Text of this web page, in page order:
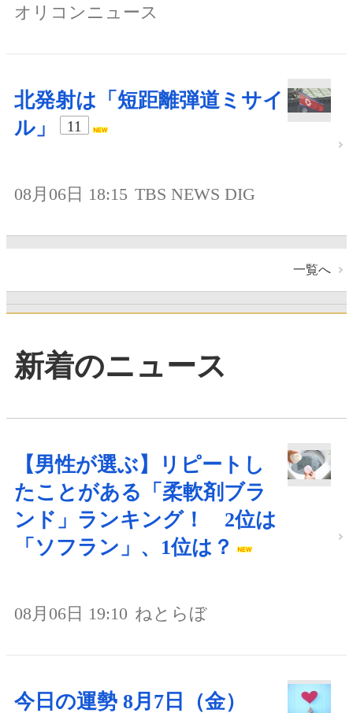
オリコンニュース
北発射は「短距離弾道ミサイ
ル」
11
08月06日 18:15 TBS NEWS DIG
一覧へ
新着のニュース
【男性が選ぶ】リピートし
たことがある「柔軟剤ブラ
ンド」ランキング！ 2位は
「ソフラン」、1位は？
08月06日 19:10 ねとらぼ
今日の運勢 8月7日（金）